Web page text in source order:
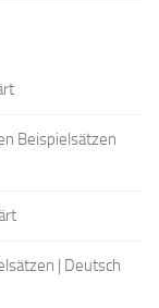
Beispielsätzen
| Deutsch